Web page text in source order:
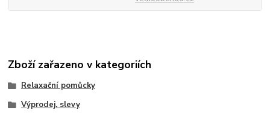
Zboží zařazeno v kategoriích
Relaxační pomůcky
Výprodej, slevy